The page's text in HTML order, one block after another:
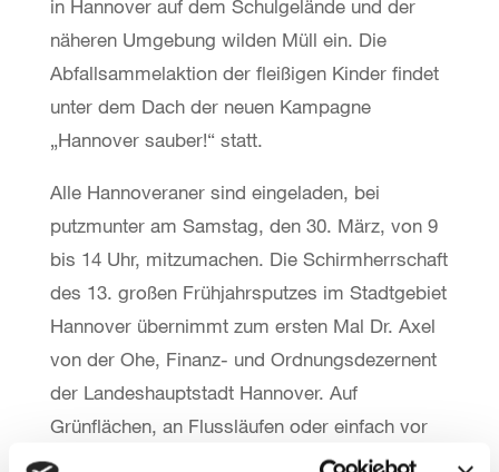
in Hannover auf dem Schulgelände und der
näheren Umgebung wilden Müll ein. Die
Abfallsammelaktion der fleißigen Kinder findet
unter dem Dach der neuen Kampagne
„Hannover sauber!“ statt.
Alle Hannoveraner sind eingeladen, bei
putzmunter am Samstag, den 30. März, von 9
bis 14 Uhr, mitzumachen. Die Schirmherrschaft
des 13. großen Frühjahrsputzes im Stadtgebiet
Hannover übernimmt zum ersten Mal Dr. Axel
von der Ohe, Finanz- und Ordnungsdezernent
der Landeshauptstadt Hannover. Auf
Grünflächen, an Flussläufen oder einfach vor
der eigenen Haustür: Überall wo Müll